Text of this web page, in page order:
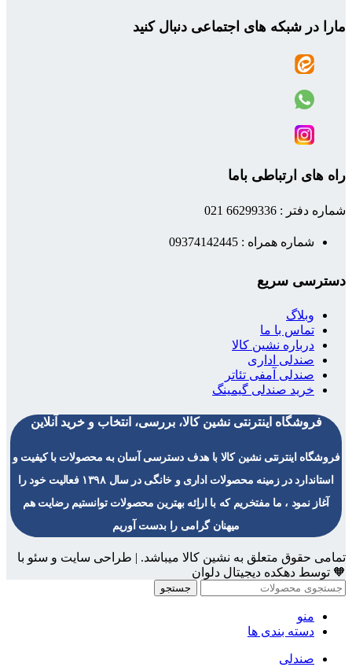
مارا در شبکه های اجتماعی دنبال کنید
راه های ارتباطی باما
شماره دفتر : 66299336 021
شماره همراه : 09374142445
دسترسی سریع
وبلاگ
تماس با ما
درباره نشین کالا
صندلی اداری
صندلی آمفی تئاتر
خرید صندلی گیمینگ
فروشگاه اینترنتی نشین کالا، بررسی، انتخاب و خرید آنلاین
فروشگاه اینترنتی نشین کالا با هدف دسترسی آسان به محصولات با کیفیت و
استاندارد در زمینه محصولات اداری و خانگی در سال ۱۳۹۸ فعالیت خود را
آغاز نمود ، ما مفتخریم که با اراِئه بهترین محصولات توانستیم رضایت هم
میهنان گرامی را بدست آوریم
تمامی حقوق متعلق به نشین کالا میباشد. | طراحی سایت و سئو با
🧡 توسط دهکده دیجیتال دلوان
جستجو
منو
دسته بندی ها
صندلی